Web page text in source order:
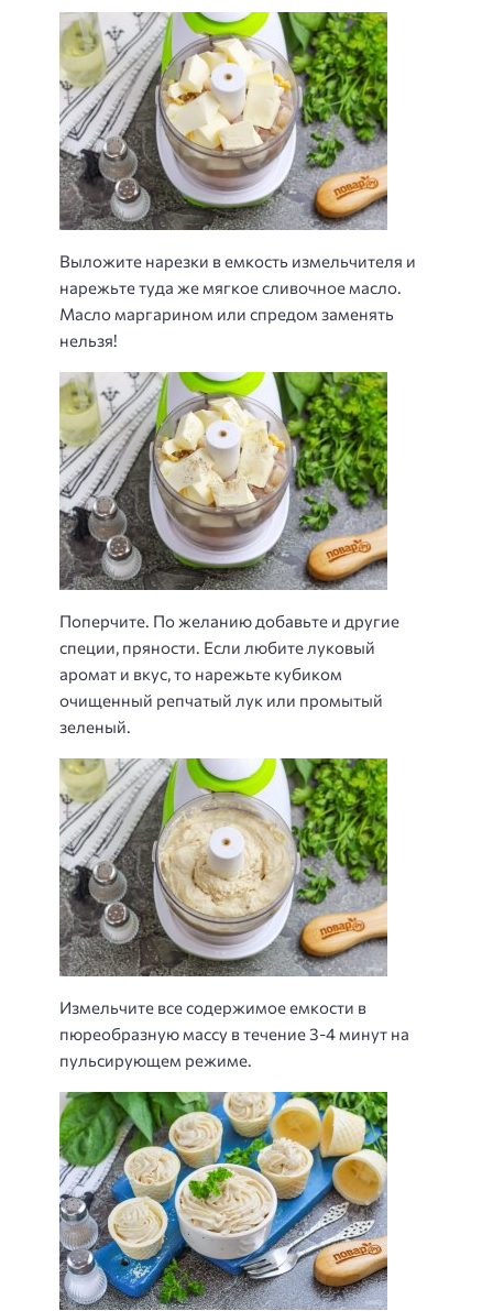
Выложите нарезки в емкость измельчителя и
нарежьте туда же мягкое сливочное масло.
Масло маргарином или спредом заменять
нельзя!
Поперчите. По желанию добавьте и другие
специи, пряности. Если любите луковый
аромат и вкус, то нарежьте кубиком
очищенный репчатый лук или промытый
зеленый.
Измельчите все содержимое емкости в
пюреобразную массу в течение 3-4 минут на
пульсирующем режиме.